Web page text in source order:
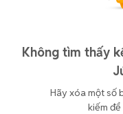
Không tìm thấy
Hãy xóa một số
kiếm